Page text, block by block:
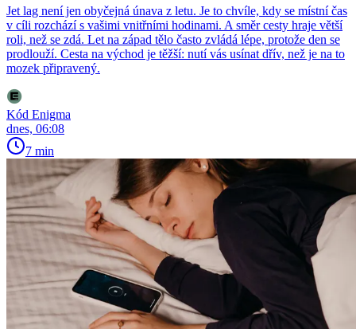
Jet lag není jen obyčejná únava z letu. Je to chvíle, kdy se místní čas
v cíli rozchází s vašimi vnitřními hodinami. A směr cesty hraje větší
roli, než se zdá. Let na západ tělo často zvládá lépe, protože den se
prodlouží. Cesta na východ je těžší: nutí vás usínat dřív, než je na to
mozek připravený.
Kód Enigma
dnes, 06:08
7 min